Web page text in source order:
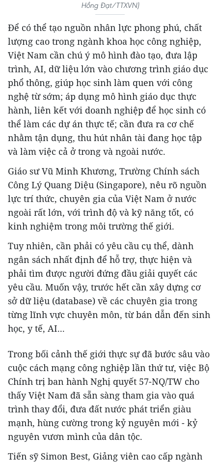
Hồng Đạt/TTXVN)
Để có thể tạo nguồn nhân lực phong phú, chất
lượng cao trong ngành khoa học công nghiệp,
Việt Nam cần chú ý mô hình đào tạo, đưa lập
trình, AI, dữ liệu lớn vào chương trình giáo dục
phổ thông, giúp học sinh làm quen với công
nghệ từ sớm; áp dụng mô hình giáo dục thực
hành, liên kết với doanh nghiệp để học sinh có
thể làm các dự án thực tế; cần đưa ra cơ chế
nhằm tận dụng, thu hút nhân tài đang học tập
và làm việc cả ở trong và ngoài nước.
Giáo sư Vũ Minh Khương, Trường Chính sách
Công Lý Quang Diệu (Singapore), nêu rõ nguồn
lực trí thức, chuyên gia của Việt Nam ở nước
ngoài rất lớn, với trình độ và kỹ năng tốt, có
kinh nghiệm trong môi trường thế giới.
Tuy nhiên, cần phải có yêu cầu cụ thể, dành
ngân sách nhất định để hỗ trợ, thực hiện và
phải tìm được người đứng đầu giải quyết các
yêu cầu. Muốn vậy, trước hết cần xây dựng cơ
sở dữ liệu (database) về các chuyên gia trong
từng lĩnh vực chuyên môn, từ bán dẫn đến sinh
học, y tế, AI...
Trong bối cảnh thế giới thực sự đã bước sâu vào
cuộc cách mạng công nghiệp lần thứ tư, việc Bộ
Chính trị ban hành Nghị quyết 57-NQ/TW cho
thấy Việt Nam đã sẵn sàng tham gia vào quá
trình thay đổi, đưa đất nước phát triển giàu
mạnh, hùng cường trong kỷ nguyên mới - kỷ
nguyên vươn mình của dân tộc.
Tiến sỹ Simon Best, Giảng viên cao cấp ngành